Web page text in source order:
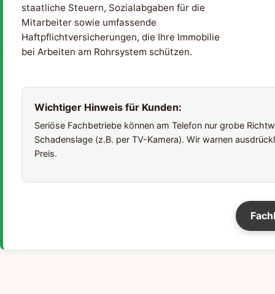
staatliche Steuern, Sozialabgaben für die
Mitarbeiter sowie umfassende
Haftpflichtversicherungen, die Ihre Immobilie
bei Arbeiten am Rohrsystem schützen.
Wichtiger Hinweis für Kunden:
Seriöse Fachbetriebe können am Telefon nur grobe
Schadenslage (z.B. per TV-Kamera). Wir warnen
Preis.